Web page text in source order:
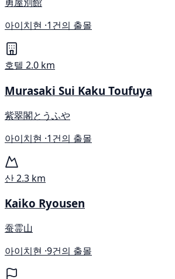
아이치현 ·1건의 출몰
호텔 2.0 km
Murasaki Sui Kaku Toufuya
紫翠閣とうふや
아이치현 ·1건의 출몰
산2.3 km
Kaiko Ryousen
蚕霊山
아이치현 ·9건의 출몰